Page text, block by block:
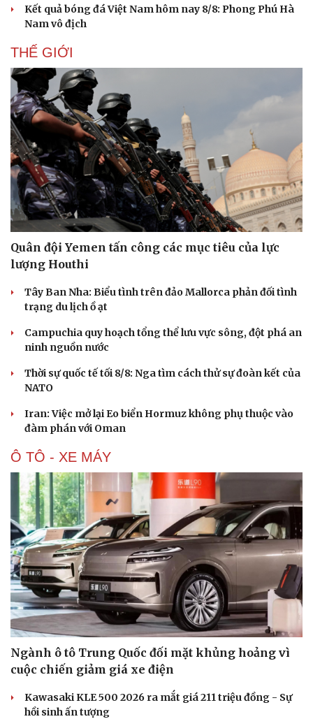
Tư vấn
Săn Tour
check-in
Câu chuyện thời sự
Cửa sổ tình yêu
Kết quả bóng đá Việt Nam hôm nay 8/8: Phong Phú Hà
Nam vô địch
THẾ GIỚI
Quân đội Yemen tấn công các mục tiêu của lực
lượng Houthi
Tây Ban Nha: Biểu tình trên đảo Mallorca phản đối tình
trạng du lịch ồ ạt
Campuchia quy hoạch tổng thể lưu vực sông, đột phá an
ninh nguồn nước
Thời sự quốc tế tối 8/8: Nga tìm cách thử sự đoàn kết của
NATO
Iran: Việc mở lại Eo biển Hormuz không phụ thuộc vào
đàm phán với Oman
Ô TÔ - XE MÁY
Ngành ô tô Trung Quốc đối mặt khủng hoảng vì
cuộc chiến giảm giá xe điện
Kawasaki KLE 500 2026 ra mắt giá 211 triệu đồng - Sự
hồi sinh ấn tượng